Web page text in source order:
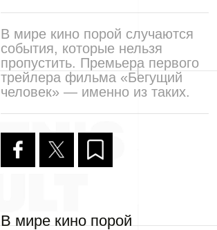
В мире кино порой случаются
события, которые нельзя
пропустить. Премьера первого
трейлера фильма «Бегущий
человек» — именно из таких.
В мире кино порой